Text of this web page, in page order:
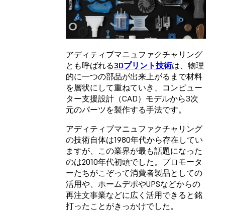
アディティブマニュファクチャリング
とも呼ばれる3Dプリント技術は、物理
的に一つの部品が出来上がるまで材料
を層状にして重ねていき、コンピュー
ター支援設計（CAD）モデルから3次
元のパーツを製作する手法です。
アディティブマニュファクチャリング
の技術自体は1980年代から存在してい
ますが、この業界が最も話題になった
のは2010年代初頭でした。プロモータ
ーたちがこぞって消費者製品としての
活用や、ホームデポやUPSなどからの
再注文事業などに広く活用できると銘
打ったことがきっかけでした。